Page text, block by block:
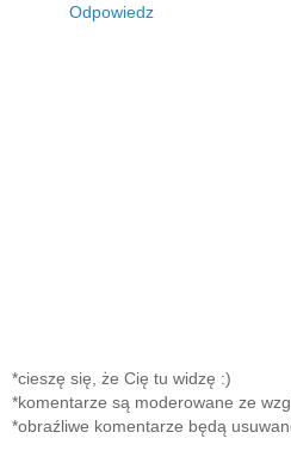
Odpowiedz
*cieszę się, że Cię tu widzę :)
*komentarze są moderowane ze
*obraźliwe komentarze będą